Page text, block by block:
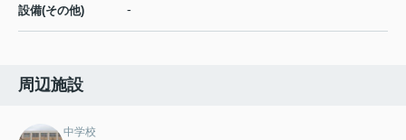
設備(その他) -
周辺施設
中学校